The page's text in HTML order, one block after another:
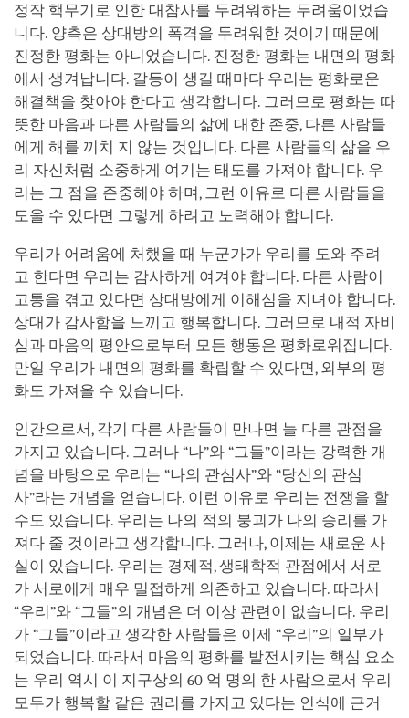
정작 핵무기로 인한 대참사를 두려워하는 두려움이었습
니다. 양측은 상대방의 폭격을 두려워한 것이기 때문에
진정한 평화는 아니었습니다. 진정한 평화는 내면의 평화
에서 생겨납니다. 갈등이 생길 때마다 우리는 평화로운
해결책을 찾아야 한다고 생각합니다. 그러므로 평화는 따
뜻한 마음과 다른 사람들의 삶에 대한 존중, 다른 사람들
에게 해를 끼치 지 않는 것입니다. 다른 사람들의 삶을 우
리 자신처럼 소중하게 여기는 태도를 가져야 합니다. 우
리는 그 점을 존중해야 하며, 그런 이유로 다른 사람들을
도울 수 있다면 그렇게 하려고 노력해야 합니다.
우리가 어려움에 처했을 때 누군가가 우리를 도와 주려
고 한다면 우리는 감사하게 여겨야 합니다. 다른 사람이
고통을 겪고 있다면 상대방에게 이해심을 지녀야 합니다.
상대가 감사함을 느끼고 행복합니다. 그러므로 내적 자비
심과 마음의 평안으로부터 모든 행동은 평화로워집니다.
만일 우리가 내면의 평화를 확립할 수 있다면, 외부의 평
화도 가져올 수 있습니다.
인간으로서, 각기 다른 사람들이 만나면 늘 다른 관점을
가지고 있습니다. 그러나 “나”와 “그들”이라는 강력한 개
념을 바탕으로 우리는 “나의 관심사”와 “당신의 관심
사”라는 개념을 얻습니다. 이런 이유로 우리는 전쟁을 할
수도 있습니다. 우리는 나의 적의 붕괴가 나의 승리를 가
져다 줄 것이라고 생각합니다. 그러나, 이제는 새로운 사
실이 있습니다. 우리는 경제적, 생태학적 관점에서 서로
가 서로에게 매우 밀접하게 의존하고 있습니다. 따라서
“우리”와 “그들”의 개념은 더 이상 관련이 없습니다. 우리
가 “그들”이라고 생각한 사람들은 이제 “우리”의 일부가
되었습니다. 따라서 마음의 평화를 발전시키는 핵심 요소
는 우리 역시 이 지구상의 60 억 명의 한 사람으로서 우리
모두가 행복할 같은 권리를 가지고 있다는 인식에 근거